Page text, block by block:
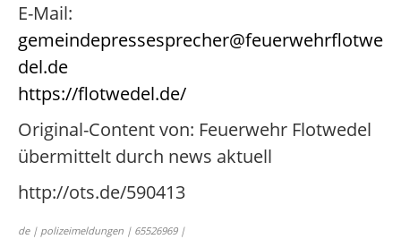
E-Mail:
gemeindepressesprecher@feuerwehrflotwe
del.de
https://flotwedel.de/
Original-Content von: Feuerwehr Flotwedel
übermittelt durch news aktuell
http://ots.de/590413
de | polizeimeldungen | 65526969 |